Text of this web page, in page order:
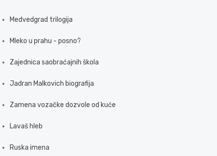
Medvedgrad trilogija
Mleko u prahu - posno?
Zajednica saobraćajnih škola
Jadran Malkovich biografija
Zamena vozačke dozvole od kuće
Lavaš hleb
Ruska imena